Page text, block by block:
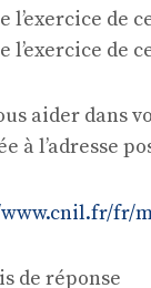
l’exercice de
l’exercice de
aider dans
à l’adresse
fr/
de réponse